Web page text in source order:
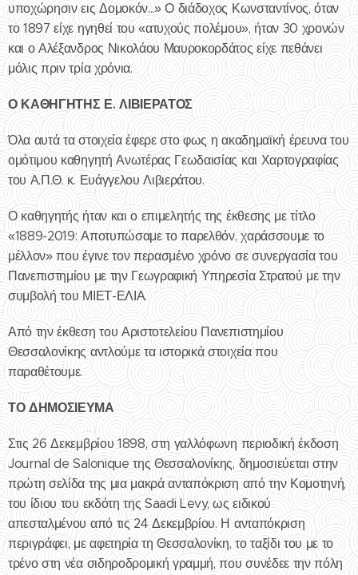
υποχώρησιν εις Δομοκόν...» Ο διάδοχος Κωνσταντίνος, όταν
το 1897 είχε ηγηθεί του «ατυχούς πολέμου», ήταν 30 χρονών
και ο Αλέξανδρος Νικολάου Μαυροκορδάτος είχε πεθάνει
μόλις πριν τρία χρόνια.
Ο ΚΑΘΗΓΗΤΗΣ Ε. ΛΙΒΙΕΡΑΤΟΣ
Όλα αυτά τα στοιχεία έφερε στο φως η ακαδημαϊκή έρευνα του
ομότιμου καθηγητή Ανωτέρας Γεωδαισίας και Χαρτογραφίας
του Α.Π.Θ. κ. Ευάγγελου Λιβιεράτου.
Ο καθηγητής ήταν και ο επιμελητής της έκθεσης με τίτλο
«1889-2019: Αποτυπώσαμε το παρελθόν, χαράσσουμε το
μέλλον» που έγινε τον περασμένο χρόνο σε συνεργασία του
Πανεπιστημίου με την Γεωγραφική Υπηρεσία Στρατού με την
συμβολή του ΜΙΕΤ-ΕΛΙΑ.
Από την έκθεση του Αριστοτελείου Πανεπιστημίου
Θεσσαλονίκης αντλούμε τα ιστορικά στοιχεία που
παραθέτουμε.
ΤΟ ΔΗΜΟΣΙΕΥΜΑ
Στις 26 Δεκεμβρίου 1898, στη γαλλόφωνη περιοδική έκδοση
Journal de Salonique της Θεσσαλονίκης, δημοσιεύεται στην
πρώτη σελίδα της μια μακρά ανταπόκριση από την Κομοτηνή,
του ίδιου του εκδότη της Saadi Levy, ως ειδικού
απεσταλμένου από τις 24 Δεκεμβρίου. Η ανταπόκριση
περιγράφει, με αφετηρία τη Θεσσαλονίκη, το ταξίδι του με το
τρένο στη νέα σιδηροδρομική γραμμή, που συνέδεε την πόλη